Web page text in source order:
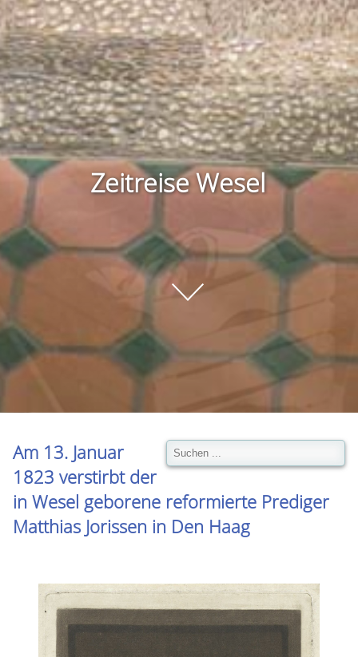
Zeitreise Wesel
Am 13. Januar
1823 verstirbt der
in Wesel geborene reformierte Prediger
Matthias Jorissen in Den Haag